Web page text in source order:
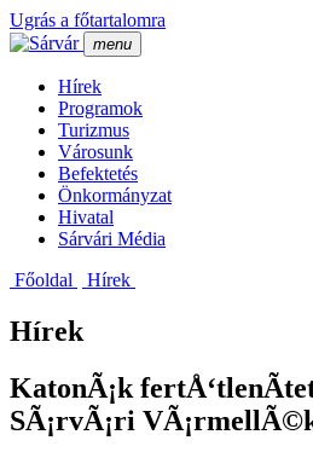
Ugrás a főtartalomra
menu
Hí­rek
Programok
Turizmus
Városunk
Befektetés
Önkormányzat
Hivatal
Sárvári Média
Főoldal
Hí­rek
Hírek
KatonÃ¡k
SÃ¡rvÃ¡ri